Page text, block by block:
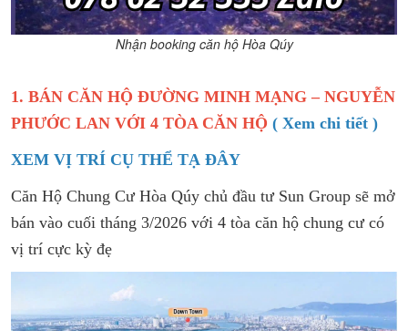
Nhận booking căn hộ Hòa Qúy
1. BÁN CĂN HỘ ĐƯỜNG MINH MẠNG – NGUYỄN
PHƯỚC LAN VỚI 4 TÒA CĂN HỘ ( Xem chi tiết )
XEM VỊ TRÍ CỤ THỂ TẠ ĐÂY
Căn Hộ Chung Cư Hòa Qúy chủ đầu tư Sun Group sẽ mở
bán vào cuối tháng 3/2026 với 4 tòa căn hộ chung cư có
vị trí cực kỳ đẹ